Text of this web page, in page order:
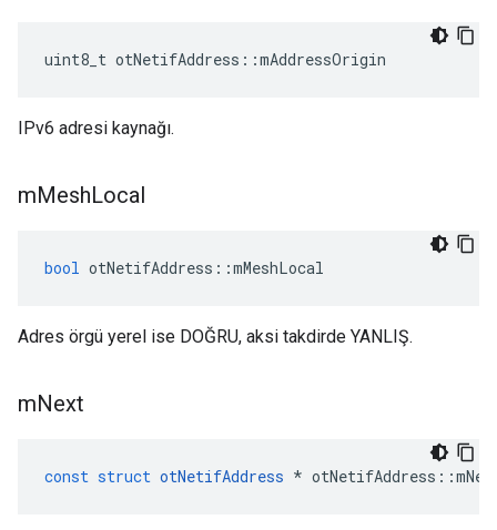
uint8_t otNetifAddress ::mAddressOrigin
IPv6 adresi kaynağı.
mMeshLocal
bool otNetifAddress ::mMeshLocal
Adres örgü yerel ise DOĞRU, aksi takdirde YANLIŞ.
mNext
const struct otNetifAddress * otNetifAddress ::